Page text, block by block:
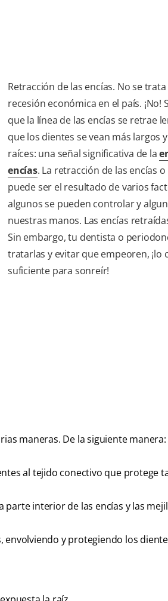
Retracción de las encías. No se
recesión económica en el país. ¡No!
que la línea de las encías se retrae
que los dientes se vean más largos
raíces: una señal significativa de la
encías. La retracción de las encías
puede ser el resultado de varios
algunos se pueden controlar y
nuestras manos. Las encías
Sin embargo, tu dentista o
tratarlas y evitar que empeoren, ¡lo
suficiente para sonreír!
maneras. De la siguiente manera:
al tejido conectivo que protege
interior de las encías y las
envolviendo y protegiendo los